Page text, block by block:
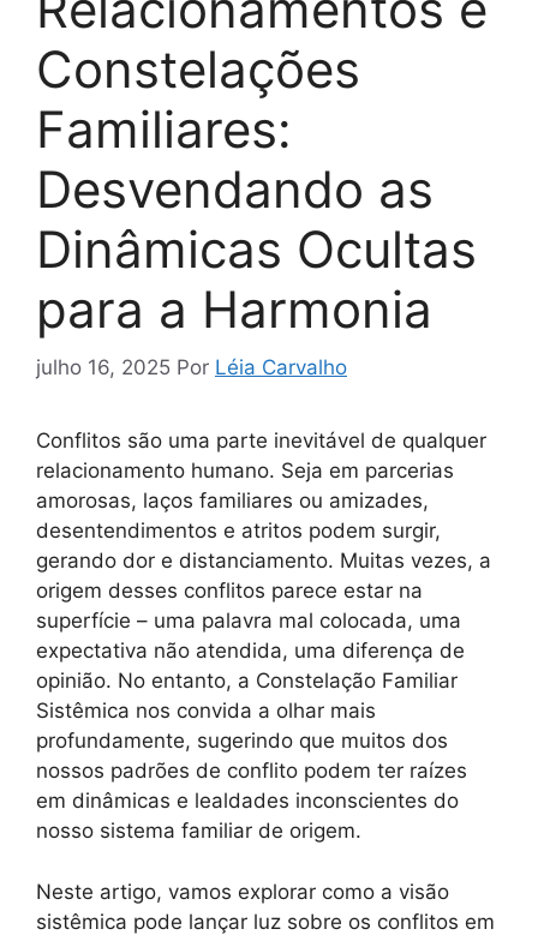
Constelações
Familiares:
Desvendando as
Dinâmicas Ocultas
para a Harmonia
julho 16, 2025 Por Léia Carvalho
Conflitos são uma parte inevitável de qualquer
relacionamento humano. Seja em parcerias
amorosas, laços familiares ou amizades,
desentendimentos e atritos podem surgir,
gerando dor e distanciamento. Muitas vezes, a
origem desses conflitos parece estar na
superfície – uma palavra mal colocada, uma
expectativa não atendida, uma diferença de
opinião. No entanto, a Constelação Familiar
Sistêmica nos convida a olhar mais
profundamente, sugerindo que muitos dos
nossos padrões de conflito podem ter raízes
em dinâmicas e lealdades inconscientes do
nosso sistema familiar de origem.
Neste artigo, vamos explorar como a visão
sistêmica pode lançar luz sobre os conflitos em